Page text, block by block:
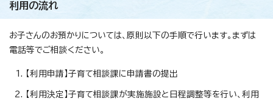
利用の流れ
お子さんのお預かりについては、原則以下の手順で行います。まずは
電話等でご相談ください。
【利用申請】子育て相談課に申請書の提出
【利用決定】子育て相談課が実施施設と日程調整等を行い、利用